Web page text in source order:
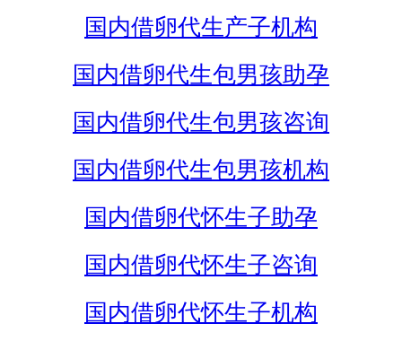
国内借卵代生产子机构
国内借卵代生包男孩助孕
国内借卵代生包男孩咨询
国内借卵代生包男孩机构
国内借卵代怀生子助孕
国内借卵代怀生子咨询
国内借卵代怀生子机构